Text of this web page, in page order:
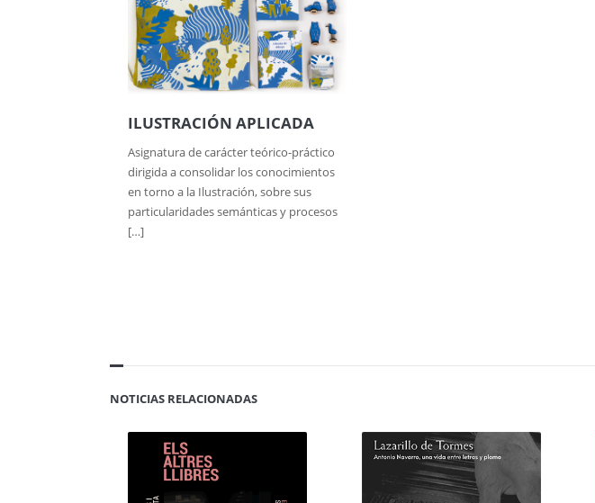
ILUSTRACIÓN APLICADA
Asignatura de carácter teórico-práctico
dirigida a consolidar los conocimientos
en torno a la Ilustración, sobre sus
particularidades semánticas y procesos
[…]
NOTICIAS RELACIONADAS